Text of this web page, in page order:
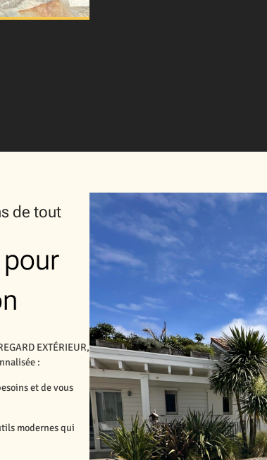
de tout
EXTÉRIEUR,
:
et de vous
modernes qui